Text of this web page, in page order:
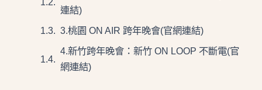
連結)
3.桃園 ON AIR 跨年晚會(官網連結)
4.新竹跨年晚會：新竹 ON LOOP 不斷電(官
網連結)